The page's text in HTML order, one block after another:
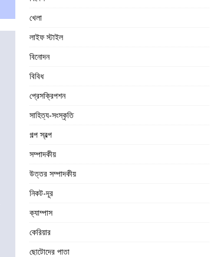
খেলা
লাইফ স্টাইল
বিনোদন
বিবিধ
প্রেসক্রিপশন
সাহিত্য-সংস্কৃতি
গল্প স্বল্প
সম্পাদকীয়
উত্তর সম্পাদকীয়
নিকট-দূর
ক্যাম্পাস
কেরিয়ার
ছোটোদের পাতা